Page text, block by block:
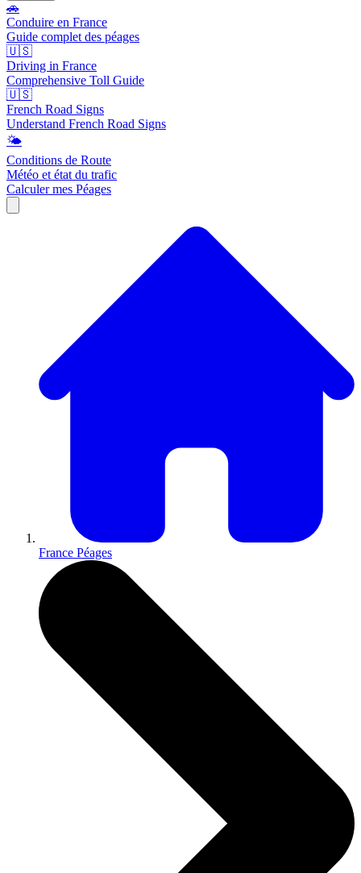
🚗
Conduire en France
Guide complet des péages
🇺🇸
Driving in France
Comprehensive Toll Guide
🇺🇸
French Road Signs
Understand French Road Signs
🌤️
Conditions de Route
Météo et état du trafic
Calculer mes Péages
France Péages